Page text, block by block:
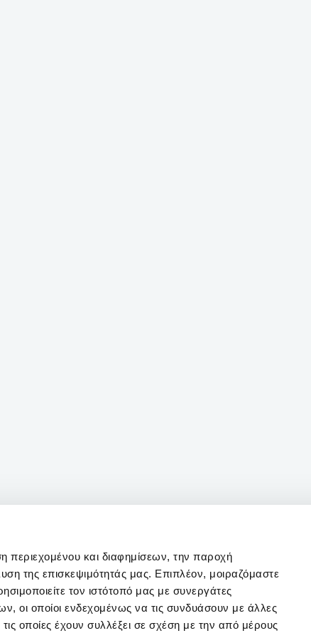
περιεχομένου και διαφημίσεων, την παροχή
της επισκεψιμότητάς μας. Επιπλέον, μοιραζόμαστε
τον ιστότοπό μας με συνεργάτες
οι οποίοι ενδεχομένως να τις συνδυάσουν με άλλες
οποίες έχουν συλλέξει σε σχέση με την από μέρους